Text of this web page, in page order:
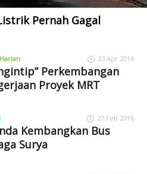
Pernah Gagal
23 Apr 2016
Perkembangan
Proyek MRT
27 Feb 2016
Kembangkan Bus
Surya